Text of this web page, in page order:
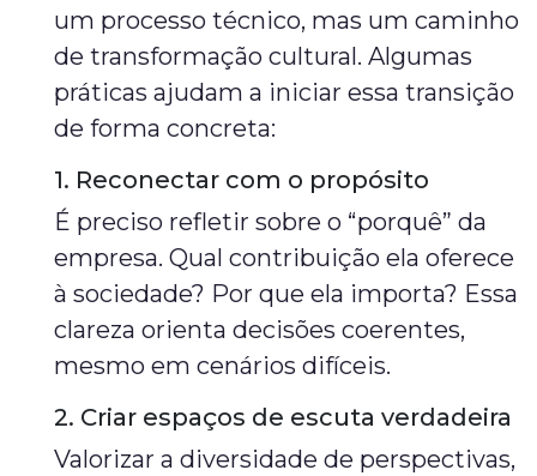
um processo técnico, mas um caminho
de transformação cultural. Algumas
práticas ajudam a iniciar essa transição
de forma concreta:
1. Reconectar com o propósito
É preciso refletir sobre o “porquê” da
empresa. Qual contribuição ela oferece
à sociedade? Por que ela importa? Essa
clareza orienta decisões coerentes,
mesmo em cenários difíceis.
2. Criar espaços de escuta verdadeira
Valorizar a diversidade de perspectivas,